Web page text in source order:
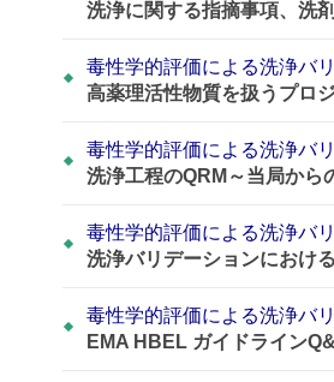
洗浄に関する指摘事項、洗
毒性学的評価による洗浄バ
高薬理活性物質を扱うプロ
毒性学的評価による洗浄バ
洗浄工程のQRM～当局から
毒性学的評価による洗浄バ
洗浄バリデーションにおけ
毒性学的評価による洗浄バ
EMA HBEL ガイドライン